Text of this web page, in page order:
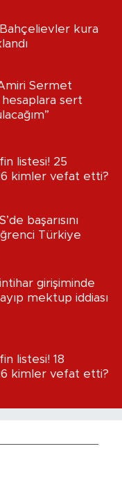
kura
Sermet
sert
listesi! 25
kimler vefat etti?
başarısını
Türkiye
girişiminde
mektup iddiası
listesi! 18
kimler vefat etti?